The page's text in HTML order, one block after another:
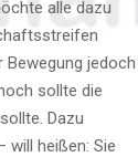
alle dazu
Bewegung jedoch
sollte die
Dazu
will heißen: Sie